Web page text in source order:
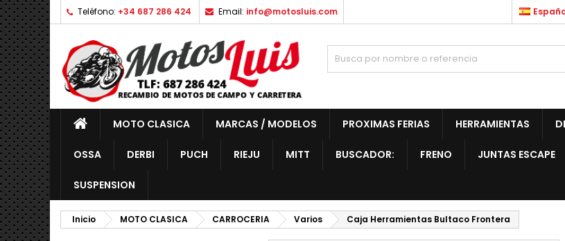
Teléfono: +34 687 286 424 Email: info@motosluis.com
MOTO CLASICA MARCAS / MODELOS PROXIMAS FERIAS HERRAMIENTAS
OSSA DERBI PUCH RIEJU MITT BUSCADOR: FRENO JUNTAS ESCAPE
SUSPENSION
Inicio MOTO CLASICA CARROCERIA Varios Caja Herramientas Bultaco Frontera